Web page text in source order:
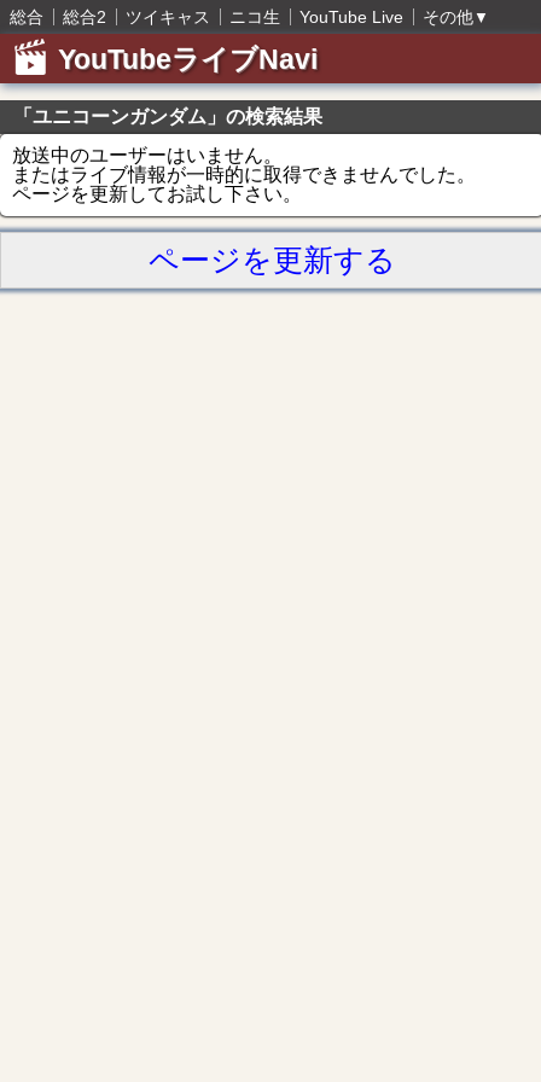
総合 総合2 ツイキャス ニコ生 YouTube Live その他▼
YouTubeライブNavi
「ユニコーンガンダム」の検索結果
放送中のユーザーはいません。
またはライブ情報が一時的に取得できませんでした。
ページを更新してお試し下さい。
ページを更新する